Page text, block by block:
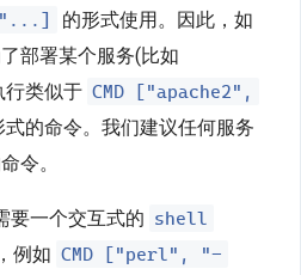
的形式使用。因此，如
部署某个服务(比如
行类似于 CMD ["apache2",
式的命令。我们建议任何服务
令。
要一个交互式的 shell
例如 CMD ["perl", "-